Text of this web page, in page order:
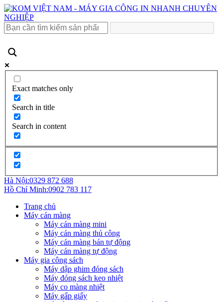
Exact matches only
Search in title
Search in content
Hà Nội:0329 872 688
Hồ Chí Minh:0902 783 117
Trang chủ
Máy cán màng
Máy cán màng mini
Máy cán màng thủ công
Máy cán màng bán tự động
Máy cán màng tự động
Máy gia công sách
Máy dập ghim đóng sách
Máy đóng sách keo nhiệt
Máy co màng nhiệt
Máy gấp giấy